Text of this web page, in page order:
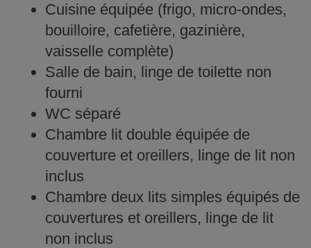
Cuisine équipée (frigo, micro-ondes,
bouilloire, cafetière, gazinière,
vaisselle complète)
Salle de bain, linge de toilette non
fourni
WC séparé
Chambre lit double équipée de
couverture et oreillers, linge de lit non
inclus
Chambre deux lits simples équipés de
couvertures et oreillers, linge de lit
non inclus